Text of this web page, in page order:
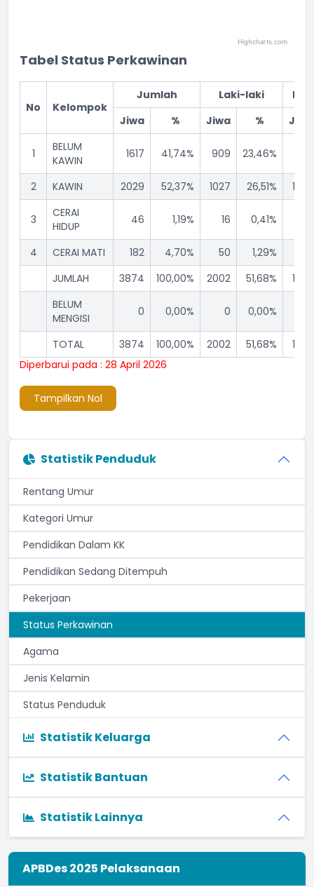
Statistik Penduduk
Rentang Umur
Kategori Umur
Pendidikan Dalam KK
Pendidikan Sedang Ditempuh
Pekerjaan
Status Perkawinan
Agama
Jenis Kelamin
Status Penduduk
Statistik Keluarga
Statistik Bantuan
Statistik Lainnya
Highcharts.com
End of interactive chart.
Tabel Status Perkawinan
No Kelompok
Jumlah Laki-laki
Jiwa
% Jiwa % Jiwa
1
BELUM
KAWIN
1617 41,74% 909 23,46%
2 KAWIN 2029 52,37% 1027 26,51% 1002
3
CERAI
HIDUP
46 1,19% 16 0,41%
4 CERAI MATI 182 4,70% 50 1,29%
JUMLAH
3874 100,00% 2002 51,68%
1872
BELUM
MENGISI
0 0,00% 0 0,00%
TOTAL 3874 100,00% 2002 51,68%
1872
Diperbarui pada : 28 April 2026
Tampilkan Nol
APBDes 2025 Pelaksanaan